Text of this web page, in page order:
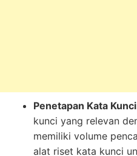
Penetapan Kata
kunci yang relevan
memiliki volume
alat riset kata kunci